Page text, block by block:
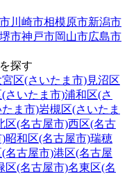
川崎市相模原市新潟市
堺市神戸市岡山市広島市
探す
宮区(さいたま市)見沼区
さいたま市)浦和区(さ
ま市)岩槻区(さいたま
区(名古屋市)西区(名古
)昭和区(名古屋市)瑞穂
名古屋市)港区(名古屋
区(名古屋市)名東区(名